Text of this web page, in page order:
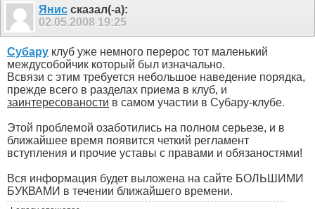
Янис сказал(-а):
02.05.2008 19:25
Субару клуб уже немного перерос тот маленький
междусобойчик который был изначально.
Всвязи с этим требуется небольшое наведение порядка,
прежде всего в разделах приема в клуб, и
заинтересованости в самом участии в Субару-клубе.
Этой проблемой озаботились на полном серьезе, и в
ближайшее время появится четкий регламент
вступления и прочие уставы с правами и обязаностями!
Вся информация будет выложена на сайте БОЛЬШИМИ
БУКВАМИ в течении ближайшего времени.